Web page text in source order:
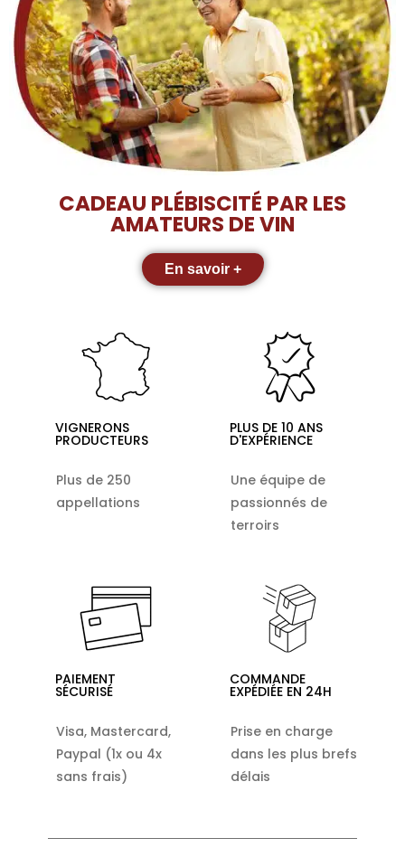
CADEAU PLÉBISCITÉ PAR LES
AMATEURS DE VIN
En savoir +
VIGNERONS
PRODUCTEURS
Plus de 250
appellations
PLUS DE 10 ANS
D'EXPÉRIENCE
Une équipe de
passionnés de
terroirs
PAIEMENT
SÉCURISÉ
Visa, Mastercard,
Paypal (1x ou 4x
sans frais)
COMMANDE
EXPÉDIÉE EN 24H
Prise en charge
dans les plus brefs
délais